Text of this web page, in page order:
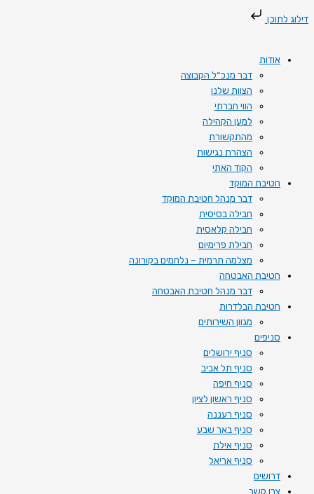
דילוג לתוכן
לתוכן
אודות
דבר מנכ״ל הקבוצה
הצוות שלנו
הווי חברתי
למען הקהילה
מהתקשורת
הצהרת נגישות
הקוד האתי
חטיבת המוקד
דבר מנהל חטיבת המוקד
חבילה בסיסית
חבילה קלאסית
חבילת פרימיום
מצלמה תרמית – נלחמים בקורונה
חטיבת האבטחה
דבר מנהל חטיבת האבטחה
חטיבת הבלדרות
מגוון השירותים
סניפים
סניף ירושלים
סניף תל אביב
סניף חיפה
סניף ראשון לציון
סניף רעננה
סניף באר שבע
סניף אילת
סניף אריאל
דרושים
צרו קשר